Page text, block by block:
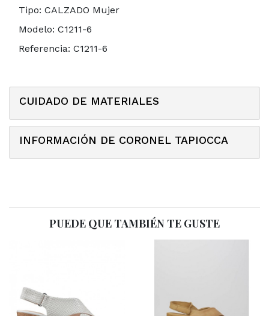
Tipo: CALZADO Mujer
Modelo: C1211-6
Referencia: C1211-6
CUIDADO DE MATERIALES
INFORMACIÓN DE CORONEL TAPIOCCA
PUEDE QUE TAMBIÉN TE GUSTE